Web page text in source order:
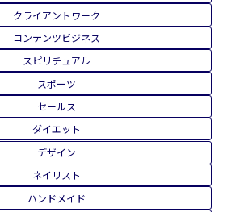
クライアントワーク
コンテンツビジネス
スピリチュアル
スポーツ
セールス
ダイエット
デザイン
ネイリスト
ハンドメイド